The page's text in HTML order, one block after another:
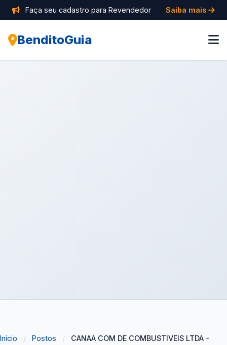
Faça seu cadastro para Revendedor Saiba mais
BenditoGuia
Início / Postos /
CANAA COM DE COMBUSTIVEIS LTDA -